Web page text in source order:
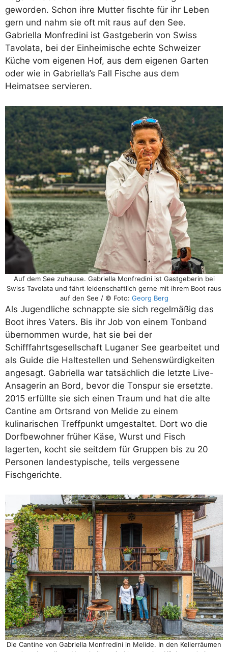
geworden. Schon ihre Mutter fischte für ihr Leben
gern und nahm sie oft mit raus auf den See.
Gabriella Monfredini ist Gastgeberin von Swiss
Tavolata, bei der Einheimische echte Schweizer
Küche vom eigenen Hof, aus dem eigenen Garten
oder wie in Gabriella’s Fall Fische aus dem
Heimatsee servieren.
Auf dem See zuhause. Gabriella Monfredini ist Gastgeberin bei
Swiss Tavolata und fährt leidenschaftlich gerne mit ihrem Boot raus
auf den See / © Foto: Georg Berg
Als Jugendliche schnappte sie sich regelmäßig das
Boot ihres Vaters. Bis ihr Job von einem Tonband
übernommen wurde, hat sie bei der
Schifffahrtsgesellschaft Luganer See gearbeitet und
als Guide die Haltestellen und Sehenswürdigkeiten
angesagt. Gabriella war tatsächlich die letzte Live-
Ansagerin an Bord, bevor die Tonspur sie ersetzte.
2015 erfüllte sie sich einen Traum und hat die alte
Cantine am Ortsrand von Melide zu einem
kulinarischen Treffpunkt umgestaltet. Dort wo die
Dorfbewohner früher Käse, Wurst und Fisch
lagerten, kocht sie seitdem für Gruppen bis zu 20
Personen landestypische, teils vergessene
Fischgerichte.
Die Cantine von Gabriella Monfredini in Melide. In den Kellerräumen